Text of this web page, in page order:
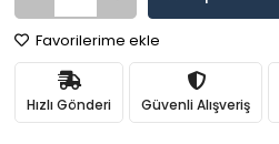
Favorilerime ekle
Hızlı Gönderi Güvenli Alışveriş